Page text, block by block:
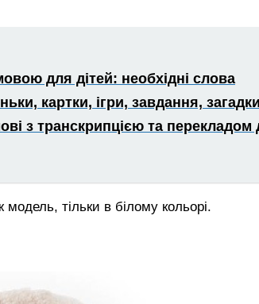
для дітей: необхідні слова
картки, ігри, завдання,
з транскрипцією та перекладом
тільки в білому кольорі.